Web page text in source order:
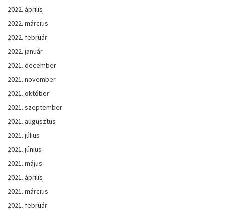
2022. április
2022. március
2022. február
2022. január
2021. december
2021. november
2021. október
2021. szeptember
2021. augusztus
2021. július
2021. június
2021. május
2021. április
2021. március
2021. február